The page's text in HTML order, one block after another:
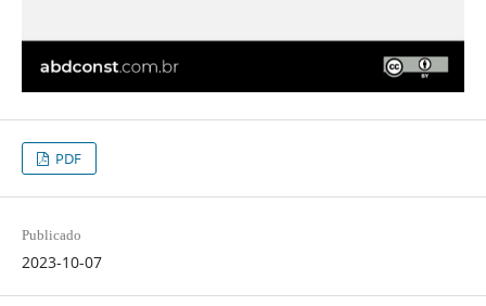
PDF
Publicado
2023-10-07